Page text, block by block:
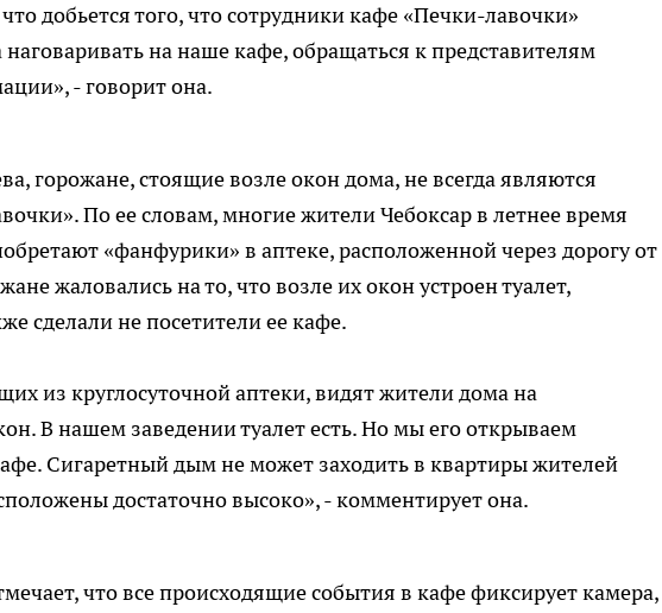
добьется того, что сотрудники кафе «Печки-лавочки»
на наше кафе, обращаться к представителям
- говорит она.
горожане, стоящие возле окон дома, не всегда являются
По ее словам, многие жители Чебоксар в летнее время
«фанфурики» в аптеке, расположенной через дорогу от
жаловались на то, что возле их окон устроен туалет,
сделали не посетители ее кафе.
из круглосуточной аптеки, видят жители дома на
В нашем заведении туалет есть. Но мы его открываем
Сигаретный дым не может заходить в квартиры жителей
достаточно высоко», - комментирует она.
что все происходящие события в кафе фиксирует камера,